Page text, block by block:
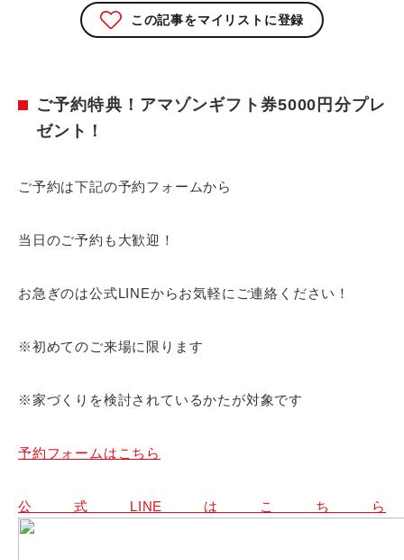
この記事をマイリストに登録
ご予約特典！アマゾンギフト券5000円分プレ
ゼント！
ご予約は下記の予約フォームから
当日のご予約も大歓迎！
お急ぎのは公式LINEからお気軽にご連絡ください！
※初めてのご来場に限ります
※家づくりを検討されているかたが対象です
予約フォームはこちら
公式LINEはこちら